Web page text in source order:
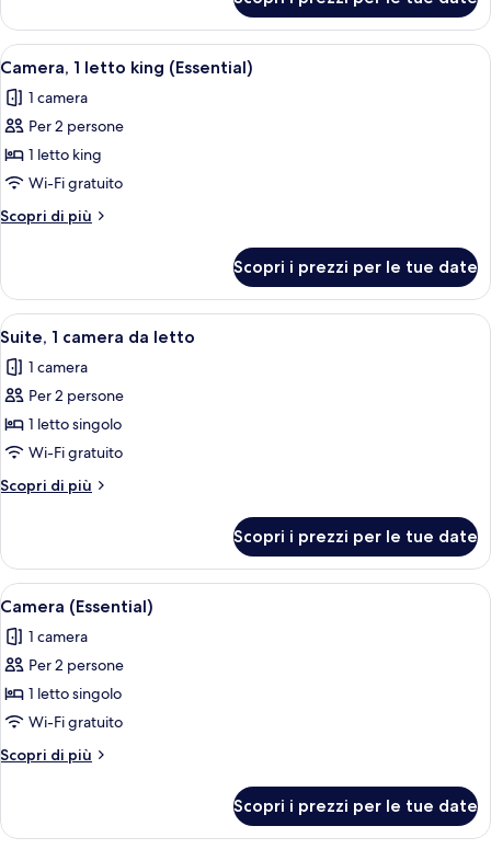
a
filo
pavimento
(Mobility
Accessible,
Essential)
1
letto
king,
a
filo
(Mobility
Accessible,
Apri
tutte
le
foto
per
Camera,
1
letto
(Essential)
Camera d'albergo con un letto
8
Camera, 1 letto king (Essential)
1 camera
Per 2 persone
1 letto king
Wi-Fi gratuito
Scopri di più
Altri
1
letto
king
Scopri i prezzi per le tue date
Apri
tutte
le
foto
per
Suite,
1
camera
letto
Un armadietto bianco con ripiani in
7
Suite, 1 camera da letto
1 camera
Per 2 persone
1 letto singolo
Wi-Fi gratuito
Scopri di più
Altri
1
camera
da
Scopri i prezzi per le tue date
Apri
tutte
le
foto
per
Camera
(Essential)
Un giradischi con un disco in vinile,
5
Camera (Essential)
1 camera
Per 2 persone
1 letto singolo
Wi-Fi gratuito
Scopri di più
Altri
(Essential)
Scopri i prezzi per le tue date